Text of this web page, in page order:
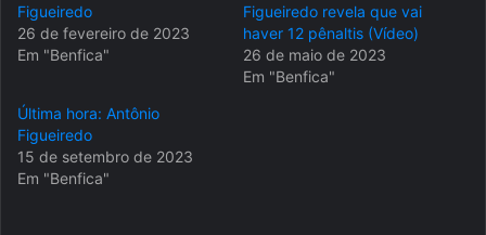
Figueiredo
26 de fevereiro de 2023
Em "Benfica"
Figueiredo revela que vai
haver 12 pênaltis (Vídeo)
26 de maio de 2023
Em "Benfica"
Última hora: Antônio
Figueiredo
15 de setembro de 2023
Em "Benfica"